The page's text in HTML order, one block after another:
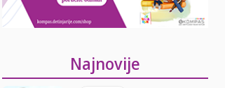
Najnovije